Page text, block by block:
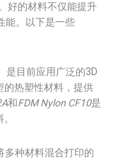
好的材料不仅能提升
能。以下是一些
是目前应用广泛的3D
的热塑性材料，提供
和FDM Nylon CF10是
多种材料混合打印的